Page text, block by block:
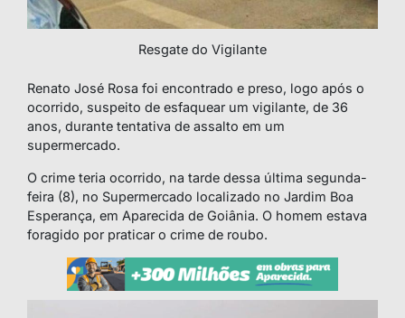
Resgate do Vigilante
Renato José Rosa foi encontrado e preso, logo após o
ocorrido, suspeito de esfaquear um vigilante, de 36
anos, durante tentativa de assalto em um
supermercado.
O crime teria ocorrido, na tarde dessa última segunda-
feira (8), no Supermercado localizado no Jardim Boa
Esperança, em Aparecida de Goiânia. O homem estava
foragido por praticar o crime de roubo.